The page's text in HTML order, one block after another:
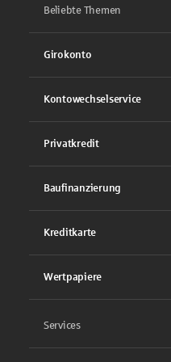
Beliebte Themen
Girokonto
Kontowechselservice
Privatkredit
Baufinanzierung
Kreditkarte
Wertpapiere
Services